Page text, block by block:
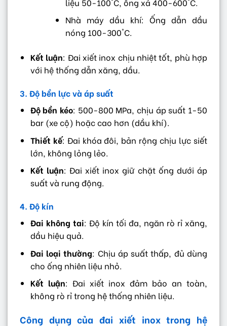
Nhà máy dầu khí: Ống dẫn dầu
nóng 100-300°C.
Kết luận: Đai xiết inox chịu nhiệt tốt, phù hợp
với hệ thống dẫn xăng, dầu.
3. Độ bền lực và áp suất
Độ bền kéo: 500-800 MPa, chịu áp suất 1-50
bar (xe cộ) hoặc cao hơn (dầu khí).
Thiết kế: Đai khóa đôi, bản rộng chịu lực siết
lớn, không lỏng lẻo.
Kết luận: Đai xiết inox giữ chặt ống dưới áp
suất và rung động.
4. Độ kín
Đai không tai: Độ kín tối đa, ngăn rò rỉ xăng,
dầu hiệu quả.
Đai loại thường: Chịu áp suất thấp, đủ dùng
cho ống nhiên liệu nhỏ.
Kết luận: Đai xiết inox đảm bảo an toàn,
không rò rỉ trong hệ thống nhiên liệu.
Công dụng của đai xiết inox trong hệ